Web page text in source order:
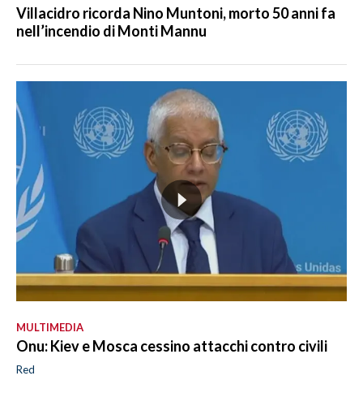
Villacidro ricorda Nino Muntoni, morto 50 anni fa
nell’incendio di Monti Mannu
MULTIMEDIA
Onu: Kiev e Mosca cessino attacchi contro civili
Red